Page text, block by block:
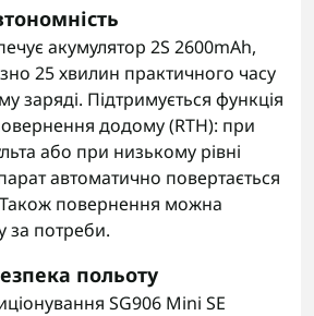
акумулятор 2S 2600mAh,
25 хвилин практичного часу
заряді. Підтримується функція
додому (RTH): при
або при низькому рівні
автоматично повертається
Також повернення можна
за потреби.
польоту
SG906 Mini SE